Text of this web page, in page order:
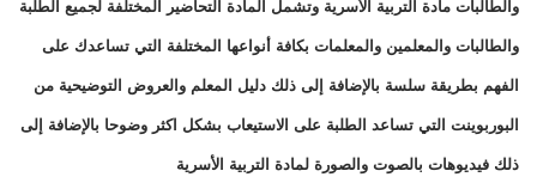
والطالبات مادة التربية الأسرية وتشمل المادة التحاضير المختلفة لجميع الطلبة
والطالبات والمعلمين والمعلمات بكافة أنواعها المختلفة التي تساعدك على
الفهم بطريقة سلسة بالإضافة إلى ذلك دليل المعلم والعروض التوضيحية من
البوربوينت التي تساعد الطلبة على الاستيعاب بشكل اكثر وضوحا بالإضافة إلى
ذلك فيديوهات بالصوت والصورة لمادة التربية الأسرية